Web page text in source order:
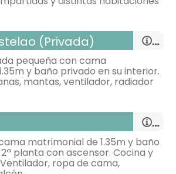
(Privada)
pequeña con cama
y baño privado en su interior.
mantas, ventilador, radiador
doble
matrimonial de 1.35m y baño
planta con ascensor. Cocina y
ropa de cama,